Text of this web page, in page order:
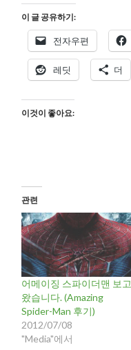
이 글 공유하기:
전자우편
레딧 더
이것이 좋아요:
관련
어메이징 스파이더맨 보고
왔습니다. (Amazing
Spider-Man 후기)
2012/07/08
"Media"에서